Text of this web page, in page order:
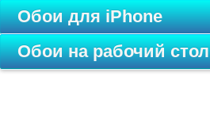
Обои для iPhone
Обои на рабочий стол